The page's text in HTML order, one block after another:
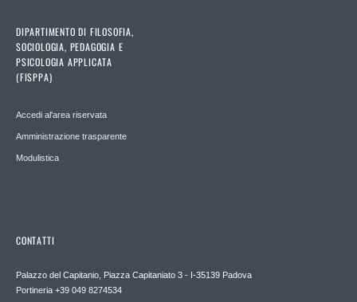
DIPARTIMENTO DI FILOSOFIA,
SOCIOLOGIA, PEDAGOGIA E
PSICOLOGIA APPLICATA
(FISPPA)
Accedi al'area riservata
Amministrazione trasparente
Modulistica
CONTATTI
Palazzo del Capitanio, Piazza Capitaniato 3 - I-35139 Padova
Portineria +39 049 8274534